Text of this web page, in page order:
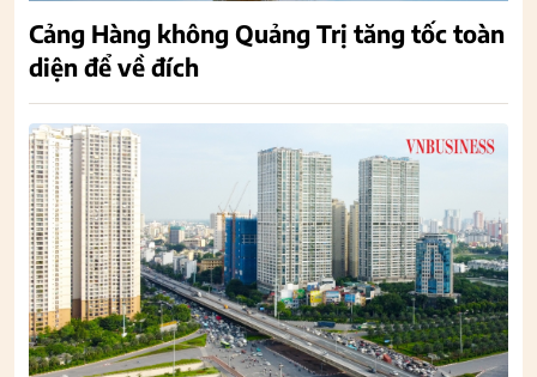
Cảng Hàng không Quảng Trị tăng tốc toàn
diện để về đích